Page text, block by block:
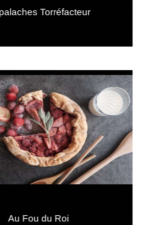
Torréfacteur
Au Fou du Roi